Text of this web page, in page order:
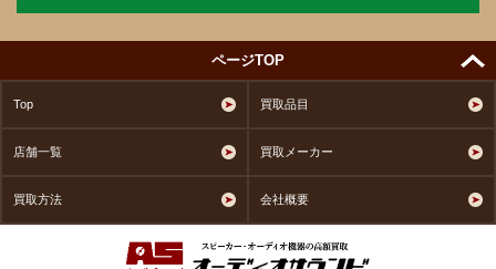
ページTOP
Top 買取品目
店舗一覧 買取メーカー
買取方法 会社概要